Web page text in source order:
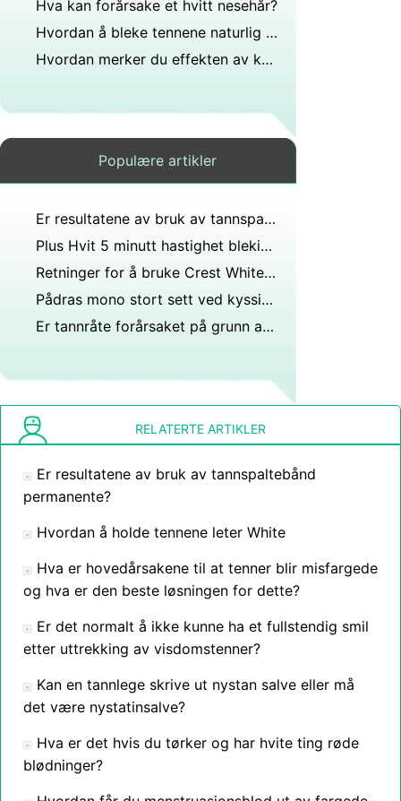
Hva kan forårsake et hvitt nesehår?
Hvordan å bleke tennene naturlig hjemme
Hvordan merker du effekten av kalsiummangel på tennene dine?
Populære artikler
Er resultatene av bruk av tannspaltebånd permanente?
Plus Hvit 5 minutt hastighet blekingsgel Instruksjoner
Retninger for å bruke Crest Whitening Strips
Pådras mono stort sett ved kyssing?
Er tannråte forårsaket på grunn av base?
RELATERTE ARTIKLER
Er resultatene av bruk av tannspaltebånd
permanente?
Hvordan å holde tennene leter White
Hva er hovedårsakene til at tenner blir misfargede
og hva er den beste løsningen for dette?
Er det normalt å ikke kunne ha et fullstendig smil
etter uttrekking av visdomstenner?
Kan en tannlege skrive ut nystan salve eller må
det være nystatinsalve?
Hva er det hvis du tørker og har hvite ting røde
blødninger?